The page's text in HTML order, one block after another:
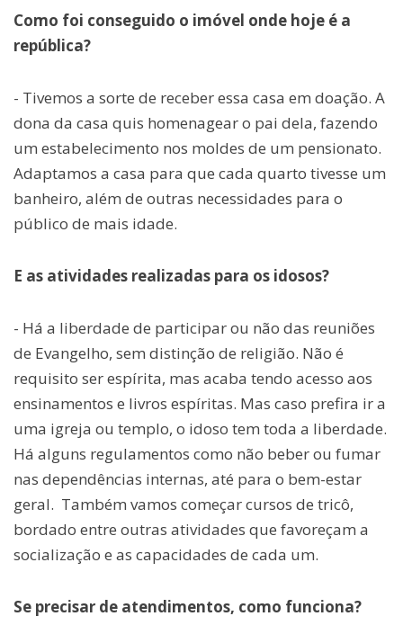
Como foi conseguido o imóvel onde hoje é a
república?
- Tivemos a sorte de receber essa casa em doação. A
dona da casa quis homenagear o pai dela, fazendo
um estabelecimento nos moldes de um pensionato.
Adaptamos a casa para que cada quarto tivesse um
banheiro, além de outras necessidades para o
público de mais idade.
E as atividades realizadas para os idosos?
- Há a liberdade de participar ou não das reuniões
de Evangelho, sem distinção de religião. Não é
requisito ser espírita, mas acaba tendo acesso aos
ensinamentos e livros espíritas. Mas caso prefira ir a
uma igreja ou templo, o idoso tem toda a liberdade.
Há alguns regulamentos como não beber ou fumar
nas dependências internas, até para o bem-estar
geral. Também vamos começar cursos de tricô,
bordado entre outras atividades que favoreçam a
socialização e as capacidades de cada um.
Se precisar de atendimentos, como funciona?